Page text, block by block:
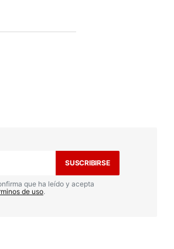
SUSCRIBIRSE
que ha leído y acepta
de uso.